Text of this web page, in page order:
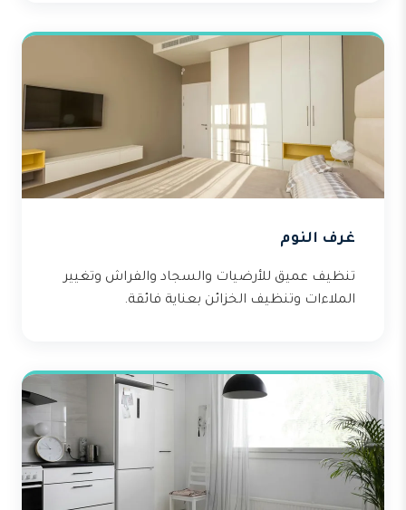
غرف النوم
تنظيف عميق للأرضيات والسجاد والفراش وتغيير
الملاءات وتنظيف الخزائن بعناية فائقة.